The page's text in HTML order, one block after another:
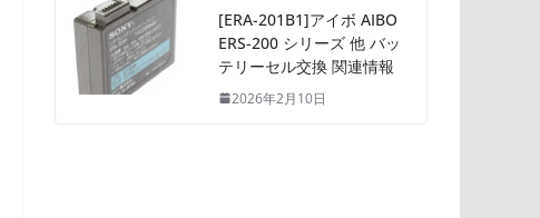
[ERA-201B1]アイボ AIBO
ERS-200 シリーズ 他 バッ
テリーセル交換 関連情報
2026年2月10日